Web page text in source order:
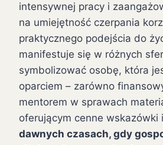
intensywnej pracy i
na umiejętność czerpania
praktycznego podejścia do
manifestuje się w różnych
symbolizować osobę, która
oparciem – zarówno
mentorem w sprawach
oferującym cenne wskazówki
dawnych czasach, gdy